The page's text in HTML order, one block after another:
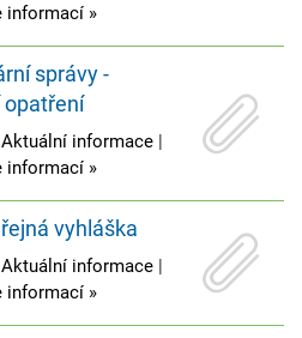
informací »
správy -
Aktuální informace |
informací »
vyhláška
Aktuální informace |
informací »